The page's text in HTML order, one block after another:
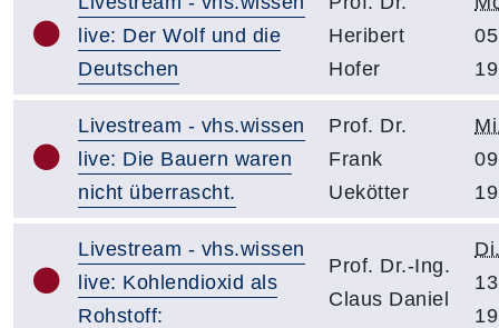
live: Der Wolf und die
Deutschen
Heribert
Hofer
Livestream - vhs.wissen
live: Die Bauern waren
nicht überrascht.
Prof. Dr.
Frank
Uekötter
Livestream - vhs.wissen
live: Kohlendioxid als
Rohstoff:
Prof. Dr.-Ing.
Claus Daniel